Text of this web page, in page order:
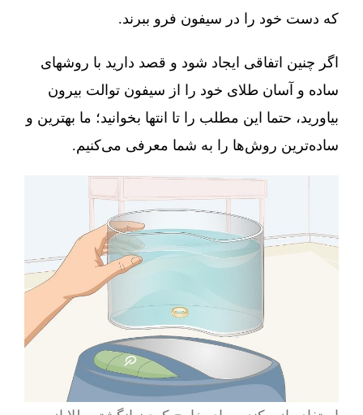
که دست خود را در سیفون فرو ببرند.
اگر چنین اتفاقی ایجاد شود و قصد دارید با روشهای
ساده و آسان طلای خود را از سیفون توالت بیرون
بیاورید، حتما این مطلب را تا انتها بخوانید؛ ما بهترین و
ساده‌ترین روش‌ها را به شما معرفی می‌کنیم.